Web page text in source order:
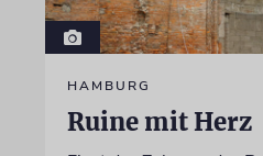
HAMBURG
Ruine mit Herz